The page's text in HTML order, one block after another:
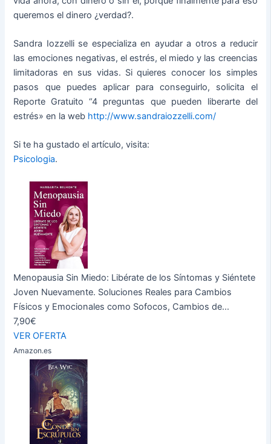
queremos el dinero ¿verdad?.
Sandra Iozzelli se especializa en ayudar a otros a reducir
las emociones negativas, el estrés, el miedo y las creencias
limitadoras en sus vidas. Si quieres conocer los simples
pasos que puedes aplicar para conseguirlo, solicita el
Reporte Gratuito “4 preguntas que pueden liberarte del
estrés» en la web http://www.sandraiozzelli.com/
Si te ha gustado el artículo, visita:
Psicologia.
Menopausia Sin Miedo: Libérate de los Síntomas y Siéntete
Joven Nuevamente. Soluciones Reales para Cambios
Físicos y Emocionales como Sofocos, Cambios de...
7,90€
VER OFERTA
Amazon.es